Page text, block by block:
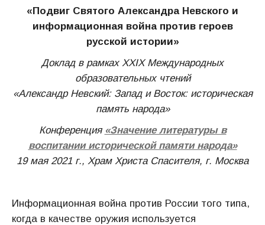
«Подвиг Святого Александра Невского и
информационная война против героев
русской истории»
Доклад в рамках XXIХ Международных
образовательных чтений
«Александр Невский: Запад и Восток: историческая
память народа»
Конференция «Значение литературы в
воспитании исторической памяти народа»
19 мая 2021 г., Храм Христа Спасителя, г. Москва
Информационная война против России того типа,
когда в качестве оружия используется